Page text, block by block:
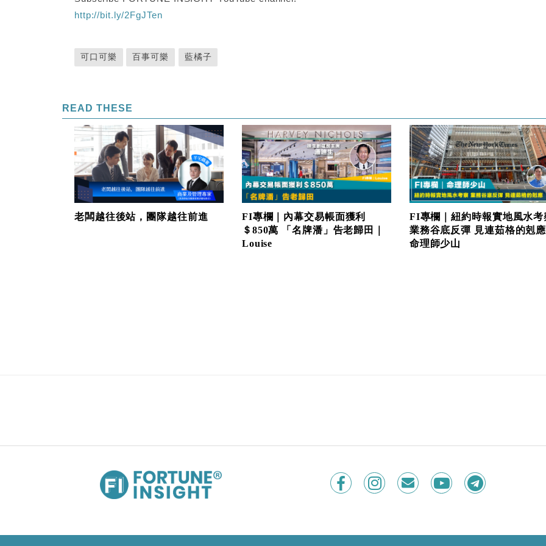
http://bit.ly/2FgJTen
可口可樂 百事可樂 藍橘子
READ THESE
老闆越往後站，團隊越往前進
FI專欄｜內幕交易帳面獲利
＄850萬 「名牌潘」告老歸田｜
Louise
FI專欄｜紐約時報實地風水考
業務谷底反彈 見連茹格的剋
命理師少山